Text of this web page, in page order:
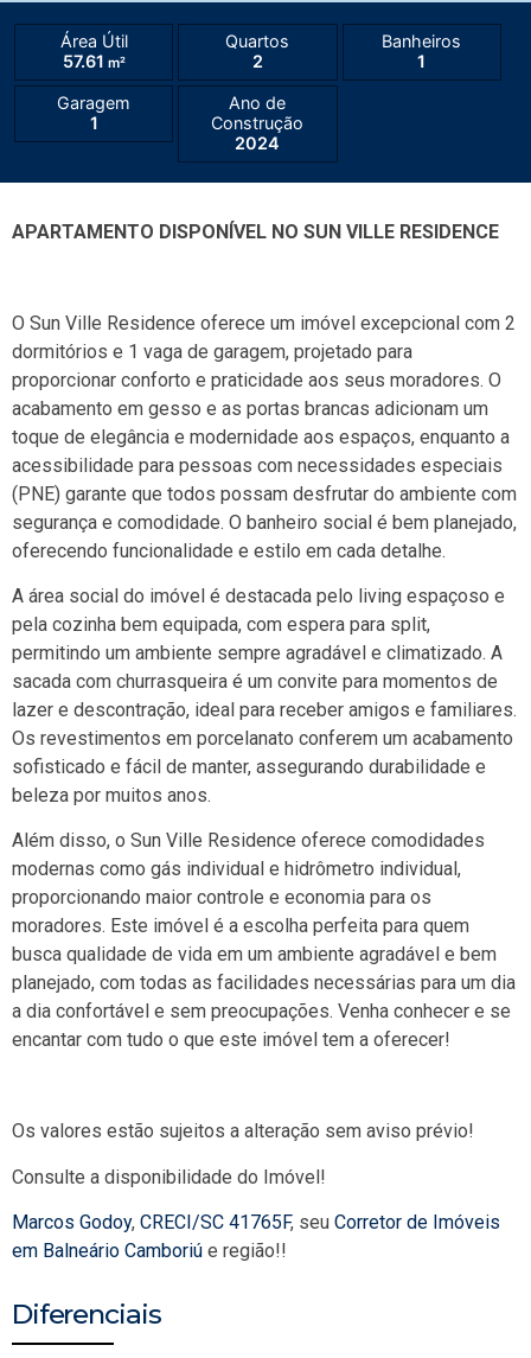
Área Útil
57.61 m²
Quartos
2
Banheiros
1
Garagem
1
Ano de
Construção
2024
APARTAMENTO DISPONÍVEL NO SUN VILLE RESIDENCE
O Sun Ville Residence oferece um imóvel excepcional com 2
dormitórios e 1 vaga de garagem, projetado para
proporcionar conforto e praticidade aos seus moradores. O
acabamento em gesso e as portas brancas adicionam um
toque de elegância e modernidade aos espaços, enquanto a
acessibilidade para pessoas com necessidades especiais
(PNE) garante que todos possam desfrutar do ambiente com
segurança e comodidade. O banheiro social é bem planejado,
oferecendo funcionalidade e estilo em cada detalhe.
A área social do imóvel é destacada pelo living espaçoso e
pela cozinha bem equipada, com espera para split,
permitindo um ambiente sempre agradável e climatizado. A
sacada com churrasqueira é um convite para momentos de
lazer e descontração, ideal para receber amigos e familiares.
Os revestimentos em porcelanato conferem um acabamento
sofisticado e fácil de manter, assegurando durabilidade e
beleza por muitos anos.
Além disso, o Sun Ville Residence oferece comodidades
modernas como gás individual e hidrômetro individual,
proporcionando maior controle e economia para os
moradores. Este imóvel é a escolha perfeita para quem
busca qualidade de vida em um ambiente agradável e bem
planejado, com todas as facilidades necessárias para um dia
a dia confortável e sem preocupações. Venha conhecer e se
encantar com tudo o que este imóvel tem a oferecer!
Os valores estão sujeitos a alteração sem aviso prévio!
Consulte a disponibilidade do Imóvel!
Marcos Godoy, CRECI/SC 41765F, seu Corretor de Imóveis
em Balneário Camboriú e região!!
Diferenciais